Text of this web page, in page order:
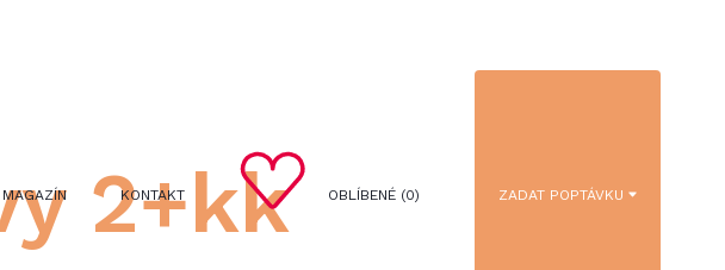
MAGAZÍN KONTAKT OBLÍBENÉ (0) ZADAT POPTÁVKU
2+kk